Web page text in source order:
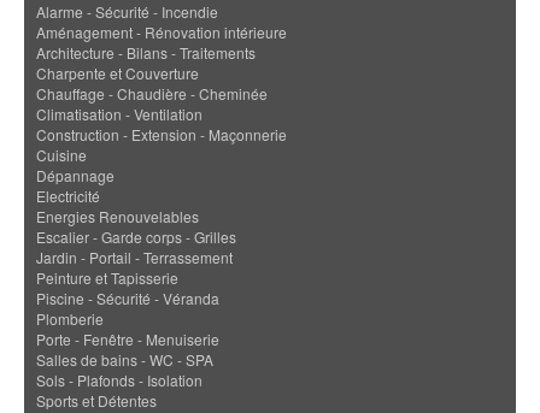
Alarme - Sécurité - Incendie
Aménagement - Rénovation intérieure
Architecture - Bilans - Traitements
Charpente et Couverture
Chauffage - Chaudière - Cheminée
Climatisation - Ventilation
Construction - Extension - Maçonnerie
Cuisine
Dépannage
Electricité
Energies Renouvelables
Escalier - Garde corps - Grilles
Jardin - Portail - Terrassement
Peinture et Tapisserie
Piscine - Sécurité - Véranda
Plomberie
Porte - Fenêtre - Menuiserie
Salles de bains - WC - SPA
Sols - Plafonds - Isolation
Sports et Détentes